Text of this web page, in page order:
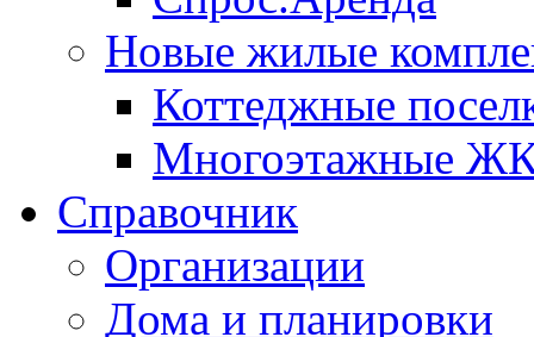
Новые жилые
Коттеджные
Многоэтажные
Справочник
Организации
Дома и планировки